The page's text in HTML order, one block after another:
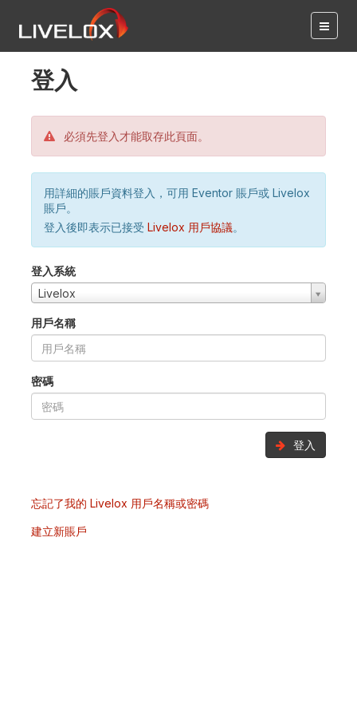
登入
必須先登入才能取存此頁面。
用詳細的賬戶資料登入，可用 Eventor 賬戶或 Livelox
賬戶。
登入後即表示已接受 Livelox 用戶協議。
登入系統
Livelox
用戶名稱
密碼
登入
忘記了我的 Livelox 用戶名稱或密碼
建立新賬戶